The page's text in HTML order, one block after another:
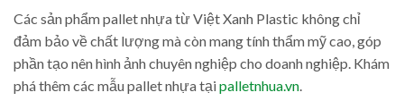
Các sản phẩm pallet nhựa từ Việt Xanh Plastic không chỉ
đảm bảo về chất lượng mà còn mang tính thẩm mỹ cao, góp
phần tạo nên hình ảnh chuyên nghiệp cho doanh nghiệp. Khám
phá thêm các mẫu pallet nhựa tạipalletnhua.vn.